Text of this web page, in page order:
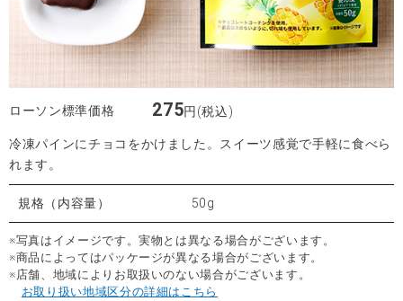
ローソン標準価格 275円(税込)
冷凍パインにチョコをかけました。スイーツ感覚で手軽に食べら
れます。
規格（内容量） 50g
※写真はイメージです。実物とは異なる場合がございます。
※商品によってはパッケージが異なる場合がございます。
※店舗、地域によりお取扱いのない場合がございます。
お取り扱い地域区分の詳細はこちら